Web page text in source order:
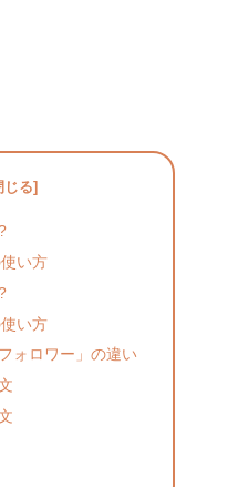
い方
い方
ォロワー」の違い